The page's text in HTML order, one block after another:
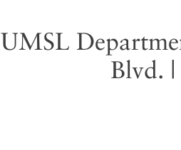
UMSL
Blvd.